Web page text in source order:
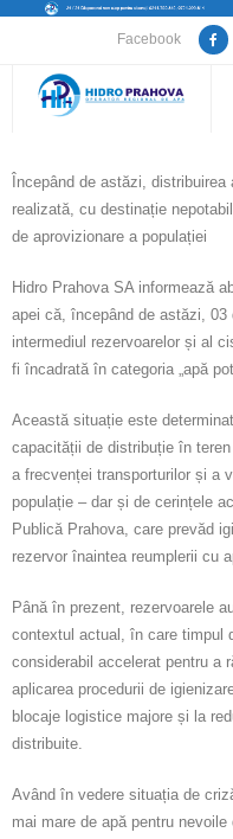
Facebook
Despre noi
Servicii
Utile
Guvernanță Corporativă
Informații de interes
Calitatea apei
Începând de astăzi,
realizată, cu destinație
de aprovizionare a populației
Hidro Prahova SA informează
apei că, începând de astăzi, 03
intermediul rezervoarelor și al
fi încadrată în categoria „apă
Această situație este
capacității de distribuție în
a frecvenței transporturilor și a
populație – dar și de cerințele
Publică Prahova, care prevăd
rezervor înaintea reumplerii cu
Până în prezent, rezervoarele
contextul actual, în care timpul
considerabil accelerat pentru a
aplicarea procedurii de
blocaje logistice majore și la
distribuite.
Având în vedere situația de
mai mare de apă pentru